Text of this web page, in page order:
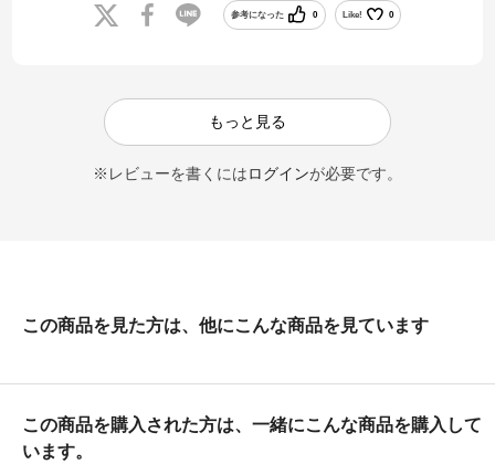
参考になった 0 Like! 0
もっと見る
※レビューを書くにはログインが必要です。
この商品を見た方は、他にこんな商品を見ています
この商品を購入された方は、一緒にこんな商品を購入して
います。